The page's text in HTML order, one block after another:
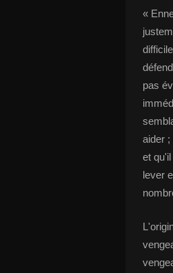
«
pas
aider
et
lever